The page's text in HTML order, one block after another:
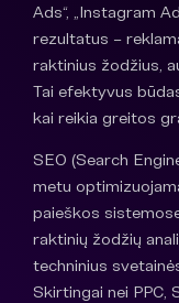
Ads“, „Instagram
rezultatus –
raktinius žodžius,
Tai efektyvus
kai reikia greitos
SEO (Search
metu
paieškos
raktinių žodžių
techninius
Skirtingai nei PPC,